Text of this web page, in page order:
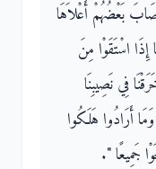
بَعْضُهُمْ أَعْلاَهَا
اسْتَقَوْا مِنَ
فِي نَصِيبِنَا
أَرَادُوا هَلَكُوا
جَمِيعًا ‏"‏‏.‏